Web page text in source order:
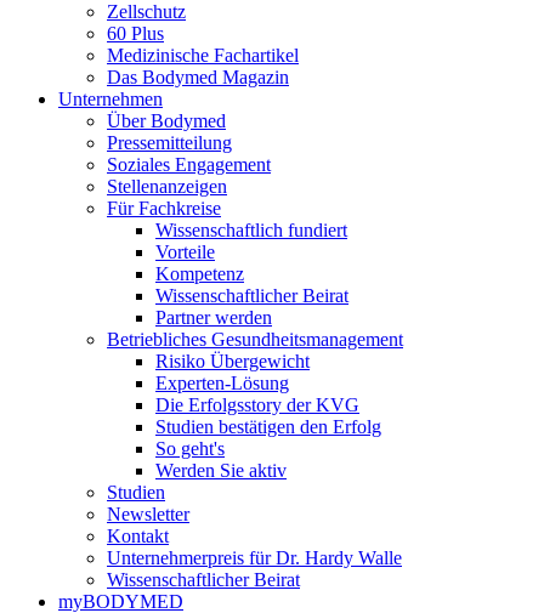
Zellschutz
60 Plus
Medizinische Fachartikel
Das Bodymed Magazin
Unternehmen
Über Bodymed
Pressemitteilung
Soziales Engagement
Stellenanzeigen
Für Fachkreise
Wissenschaftlich fundiert
Vorteile
Kompetenz
Wissenschaftlicher Beirat
Partner werden
Betriebliches Gesundheitsmanagement
Risiko Übergewicht
Experten-Lösung
Die Erfolgsstory der KVG
Studien bestätigen den Erfolg
So geht's
Werden Sie aktiv
Studien
Newsletter
Kontakt
Unternehmerpreis für Dr. Hardy Walle
Wissenschaftlicher Beirat
myBODYMED